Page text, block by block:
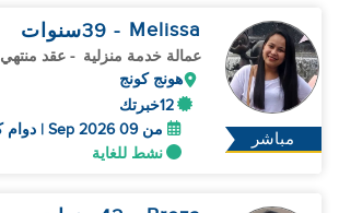
مباشر
Melissa
- 39 سنوات
عمالة خدمة منزلية - عقد منتهي
هونج كونج
12خبرتك
من 09 Sep 2026 | دوام كامل
نشط للغاية